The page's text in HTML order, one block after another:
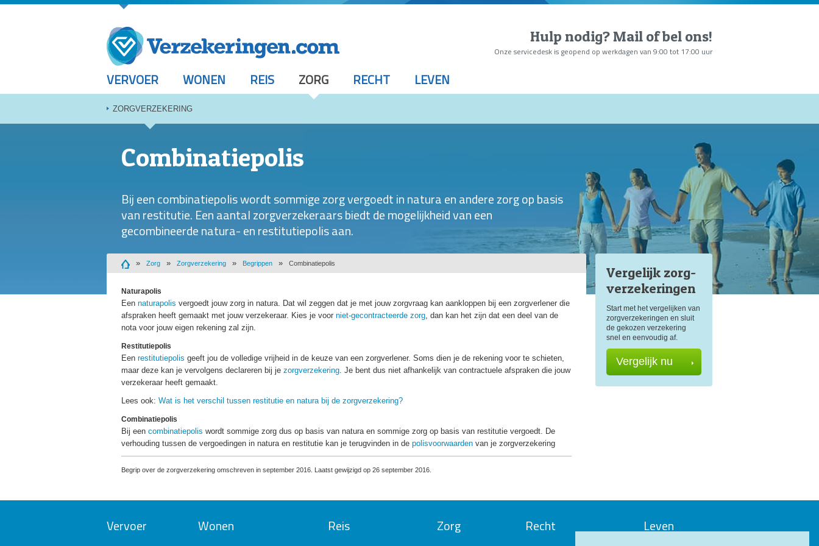
Hulp nodig?Mail of bel ons!
Onze servicedesk is geopend op werkdagen van 9:00 tot 17:00 uur
VERVOER WONEN REIS ZORG RECHT LEVEN
ZORGVERZEKERING
Combinatiepolis
Bij een combinatiepolis wordt sommige zorg vergoedt in natura en andere zorg op basis
van restitutie. Een aantal zorgverzekeraars biedt de mogelijkheid van een
gecombineerde natura- en restitutiepolis aan.
Zorg Zorgverzekering Begrippen Combinatiepolis
Naturapolis
Een naturapolis vergoedt jouw zorg in natura. Dat wil zeggen dat je met jouw zorgvraag kan aankloppen bij een zorgverlener die
afspraken heeft gemaakt met jouw verzekeraar. Kies je voor niet-gecontracteerde zorg, dan kan het zijn dat een deel van de
nota voor jouw eigen rekening zal zijn.
Restitutiepolis
Een restitutiepolis geeft jou de volledige vrijheid in de keuze van een zorgverlener. Soms dien je de rekening voor te schieten,
maar deze kan je vervolgens declareren bij je zorgverzekering. Je bent dus niet afhankelijk van contractuele afspraken die jouw
verzekeraar heeft gemaakt.
Lees ook: Wat is het verschil tussen restitutie en natura bij de zorgverzekering?
Combinatiepolis
Bij een combinatiepolis wordt sommige zorg dus op basis van natura en sommige zorg op basis van restitutie vergoedt. De
verhouding tussen de vergoedingen in natura en restitutie kan je terugvinden in de polisvoorwaarden van je zorgverzekering
Begrip over de zorgverzekering omschreven in september 2016. Laatst gewijzigd op 26 september 2016.
Vergelijk zorg-
verzekeringen
Start met het vergelijken van
zorgverzekeringen en sluit
de gekozen verzekering
snel en eenvoudig af.
Vergelijk nu
Vervoer Wonen Reis Zorg Recht Leven